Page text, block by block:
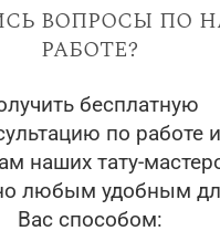
вопросы по
работе?
бесплатную
по работе и
наших тату-
любым удобным
Вас способом: